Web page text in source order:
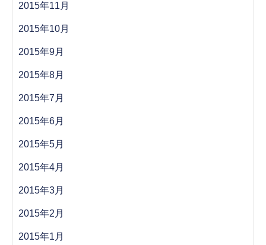
2015年11月
2015年10月
2015年9月
2015年8月
2015年7月
2015年6月
2015年5月
2015年4月
2015年3月
2015年2月
2015年1月